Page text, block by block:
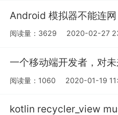
Android 模拟器不能连网
阅读量：3629 2020-02-27
一个移动端开发者，对
阅读量：1060 2020-01-19
kotlin recycler_view